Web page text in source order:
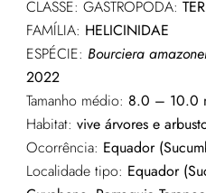
CLASSE: GASTROPODA:
FAMÍLIA: HELICINIDAE
ESPÉCIE: Bourciera
2022
Tamanho médio: 8.0 – 10.0
Habitat: vive árvores e
Ocorrência: Equador
Localidade tipo: Equador